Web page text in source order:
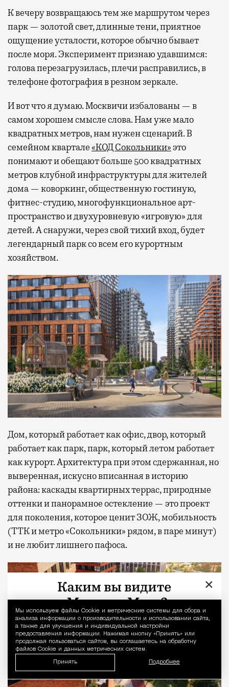
Уведомление
Мы используем файлы Сookie и метрические системы для сбора и
анализа информации о производительности и использовании сайта,
а также для улучшения и индивидуальной настройки
предоставления информации. Нажимая кнопку «Принять» или
продолжая пользоваться сайтом, вы соглашаетесь на обработку
файлов Cookie и данных метрических систем.
Принять Подробнее
К вечеру возвращаюсь тем же маршрутом через
парк — золотой свет, длинные тени, приятное
ощущение усталости, которое обычно бывает
после моря. Эксперимент признаю удавшимся:
голова перезагрузилась, плечи расправились, в
телефоне фотография в резном зеркале.
И вот что я думаю. Москвичи избалованы — в
самом хорошем смысле слова. Нам уже мало
квадратных метров, нам нужен сценарий. В
семейном квартале«КОД Сокольники»это
понимают и обещают больше 500 квадратных
метров клубной инфраструктуры для жителей
дома — коворкинг, общественную гостиную,
фитнес-студию, многофункциональное арт-
пространство и двухуровневую «игровую» для
детей. А снаружи, через свой тихий вход, будет
легендарный парк со всем его курортным
хозяйством.
Дом, который работает как офис, двор, который
работает как парк, парк, который летом работает
как курорт. Архитектура при этом сдержанная, но
выверенная, искусно вписанная в историю
района: каскады квартирных террас, природные
оттенки и панорамное остекление — это проект
для поколения, которое ценит ЗОЖ, мобильность
(ТТК и метро «Сокольники» рядом, в паре минут)
и не любит лишнего пафоса.
×